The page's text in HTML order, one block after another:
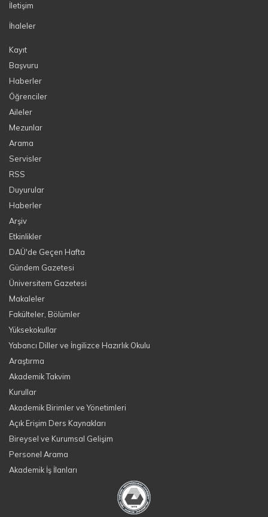
İletişim
İhaleler
Kayıt
Başvuru
Haberler
Öğrenciler
Aileler
Mezunlar
Arama
Servisler
RSS
Duyurular
Haberler
Arşiv
Etkinlikler
DAÜ'de Geçen Hafta
Gündem Gazetesi
Üniversitem Gazetesi
Makaleler
Fakülteler, Bölümler
Yüksekokullar
Yabancı Diller ve İngilizce Hazırlık Okulu
Araştırma
Akademik Takvim
Kurullar
Akademik Birimler ve Yönetimleri
Açık Erişim Ders Kaynakları
Bireysel ve Kurumsal Gelişim
Personel Arama
Akademik İş İlanları